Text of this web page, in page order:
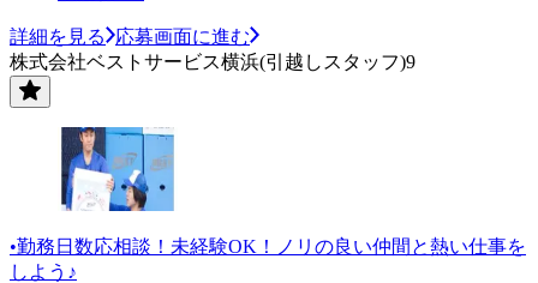
詳細を見る
応募画面に進む
株式会社ベストサービス横浜(引越しスタッフ)9
•勤務日数応相談！未経験OK！ノリの良い仲間と熱い仕事を
しよう♪